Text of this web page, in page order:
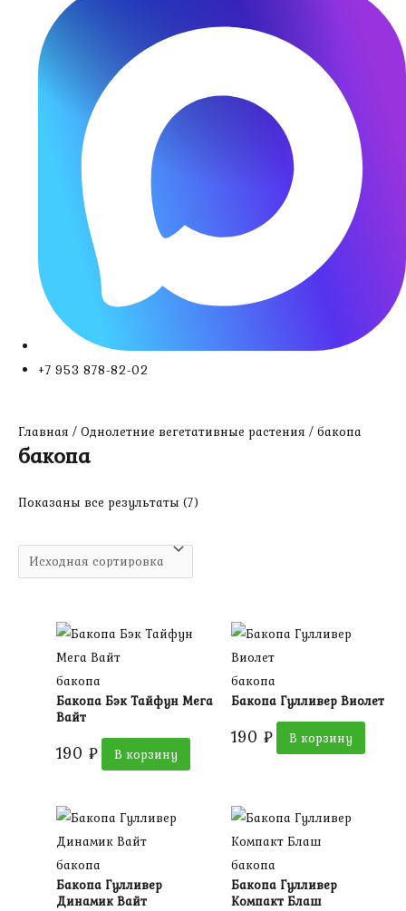
+7 953 878-82-02
Главная / Однолетние вегетативные растения / бакопа
бакопа
Показаны все результаты (7)
бакопа
Бакопа Бэк Тайфун Мега
Вайт
190 ₽ В корзину
бакопа
Бакопа Гулливер Виолет
190 ₽ В корзину
бакопа
Бакопа Гулливер
Динамик Вайт
бакопа
Бакопа Гулливер
Компакт Блаш